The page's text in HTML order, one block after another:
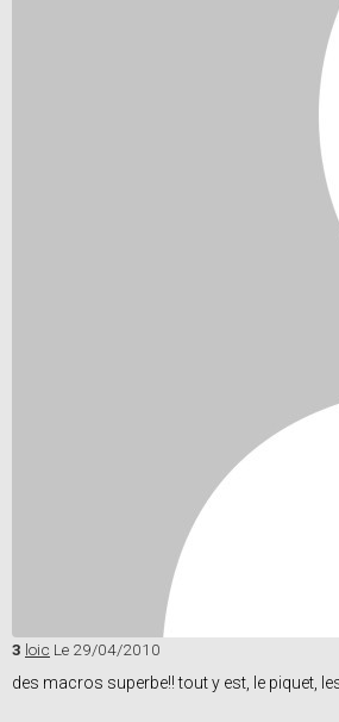
3 loic Le 29/04/2010
des macros superbe!! tout y est, le piquet,